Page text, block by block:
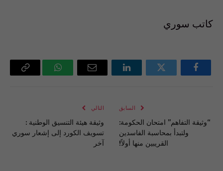
كاتب سوري
فيسبوك تويتر لينكدإن
البريد
واتساب Copy
السابق
“وثيقة التفاهم” امتحان الحكومة:
ولتبدأ بمحاسبة الفاسدين
القريبين منها أولاً!
التالي
وثيقة هيئة التنسيق الوطنية :
تسويف الكورد إلى إشعار سوري
آخر